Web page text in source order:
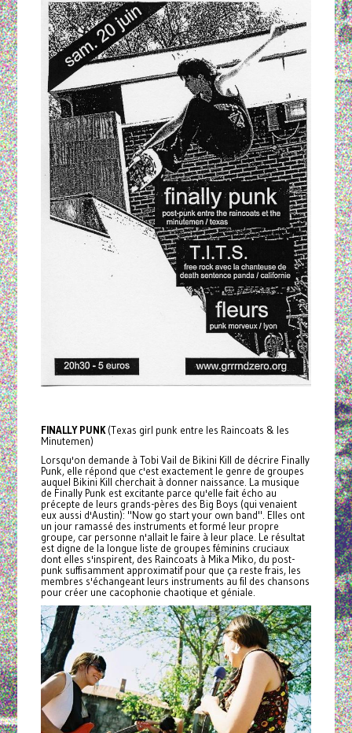
FINALLY PUNK(Texas girl punk entre les Raincoats & les
Minutemen)
Lorsqu'on demande à Tobi Vail de Bikini Kill de décrire Finally
Punk, elle répond que c'est exactement le genre de groupes
auquel Bikini Kill cherchait à donner naissance. La musique
de Finally Punk est excitante parce qu'elle fait écho au
précepte de leurs grands-pères des Big Boys (qui venaient
eux aussi d'Austin): "Now go start your own band". Elles ont
un jour ramassé des instruments et formé leur propre
groupe, car personne n'allait le faire à leur place. Le résultat
est digne de la longue liste de groupes féminins cruciaux
dont elles s'inspirent, des Raincoats à Mika Miko, du post-
punk suffisamment approximatif pour que ça reste frais, les
membres s'échangeant leurs instruments au fil des chansons
pour créer une cacophonie chaotique et géniale.